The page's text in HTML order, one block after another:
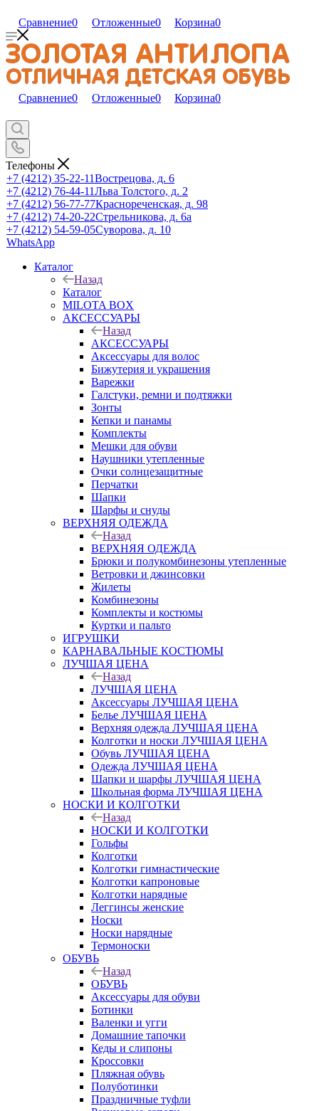
Сравнение0 Отложенные0 Корзина0
Сравнение0 Отложенные0 Корзина0
Телефоны
+7 (4212) 35-22-11Вострецова, д. 6
+7 (4212) 76-44-11Льва Толстого, д. 2
+7 (4212) 56-77-77Краснореченская, д. 98
+7 (4212) 74-20-22Стрельникова, д. 6а
+7 (4212) 54-59-05Суворова, д. 10
WhatsApp
Каталог
Назад
Каталог
MILOTA BOX
АКСЕССУАРЫ
Назад
АКСЕССУАРЫ
Аксессуары для волос
Бижутерия и украшения
Варежки
Галстуки, ремни и подтяжки
Зонты
Кепки и панамы
Комплекты
Мешки для обуви
Наушники утепленные
Очки солнцезащитные
Перчатки
Шапки
Шарфы и снуды
ВЕРХНЯЯ ОДЕЖДА
Назад
ВЕРХНЯЯ ОДЕЖДА
Брюки и полукомбинезоны утепленные
Ветровки и джинсовки
Жилеты
Комбинезоны
Комплекты и костюмы
Куртки и пальто
ИГРУШКИ
КАРНАВАЛЬНЫЕ КОСТЮМЫ
ЛУЧШАЯ ЦЕНА
Назад
ЛУЧШАЯ ЦЕНА
Аксессуары ЛУЧШАЯ ЦЕНА
Белье ЛУЧШАЯ ЦЕНА
Верхняя одежда ЛУЧШАЯ ЦЕНА
Колготки и носки ЛУЧШАЯ ЦЕНА
Обувь ЛУЧШАЯ ЦЕНА
Одежда ЛУЧШАЯ ЦЕНА
Шапки и шарфы ЛУЧШАЯ ЦЕНА
Школьная форма ЛУЧШАЯ ЦЕНА
НОСКИ И КОЛГОТКИ
Назад
НОСКИ И КОЛГОТКИ
Гольфы
Колготки
Колготки гимнастические
Колготки капроновые
Колготки нарядные
Леггинсы женские
Носки
Носки нарядные
Термоноски
ОБУВЬ
Назад
ОБУВЬ
Аксессуары для обуви
Ботинки
Валенки и угги
Домашние тапочки
Кеды и слипоны
Кроссовки
Пляжная обувь
Полуботинки
Праздничные туфли